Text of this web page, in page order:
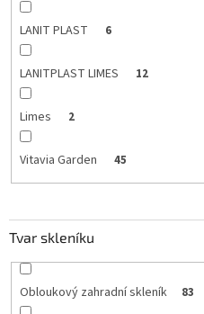
LANIT PLAST 6
LANITPLAST LIMES 12
Limes 2
Vitavia Garden 45
Tvar skleníku
Obloukový zahradní skleník 83